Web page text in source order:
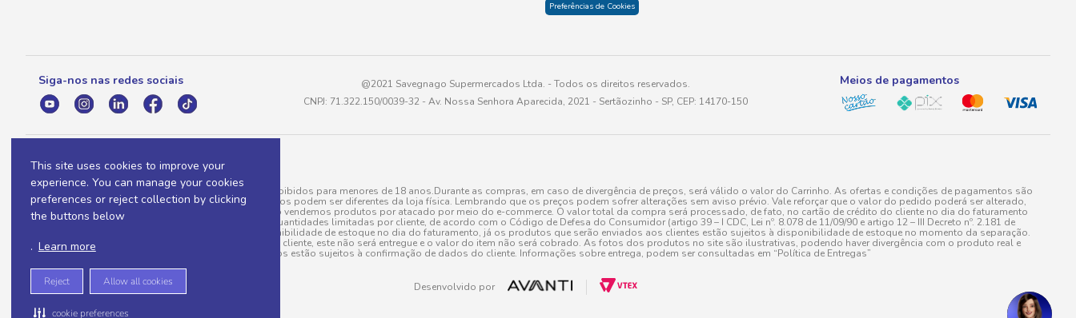
This site uses cookies to improve your
experience. You can manage your cookies
preferences or reject collection by clicking
the buttons below
. Learn more
Reject Allow all cookies
cookie preferences
Preferências de Cookies
Siga-nos nas redes sociais
@2021 Savegnago Supermercados Ltda. - Todos os direitos reservados.
CNPJ: 71.322.150/0039-32 - Av. Nossa Senhora Aparecida, 2021 - Sertãozinho - SP, CEP: 14170-150
Meios de pagamentos
A venda e o consumo de bebidas alcoólicas são proibidos para menores de 18 anos.Durante as compras, em caso de divergência de preços, será válido o valor do Carrinho. As ofertas e condições de pagamentos são
válidas para a loja eletrônica, sendo que seus preços podem ser diferentes da loja física. Lembrando que os preços podem sofrer alterações sem aviso prévio. Vale reforçar que o valor do pedido poderá ser alterado,
para menos, por conta de produtos variáveis; e não vendemos produtos por atacado por meio do e-commerce. O valor total da compra será processado, de fato, no cartão de crédito do cliente no dia do faturamento
do pedido. Produtos em promoção possuem quantidades limitadas por cliente, de acordo com o Código de Defesa do Consumidor (artigo 39 – I CDC, Lei nº. 8.078 de 11/09/90 e artigo 12 – III Decreto nº. 2.181 de
20/03/97). A venda está diretamente ligada à disponibilidade de estoque no dia do faturamento, já os produtos que serão enviados aos clientes estão sujeitos à disponibilidade de estoque no momento da separação.
Caso algum produto venha a faltar no pedido do cliente, este não será entregue e o valor do item não será cobrado. As fotos dos produtos no site são ilustrativas, podendo haver divergência com o produto real e
todos os pedidos estão sujeitos à confirmação de dados do cliente. Informações sobre entrega, podem ser consultadas em “Política de Entregas”
Desenvolvido por